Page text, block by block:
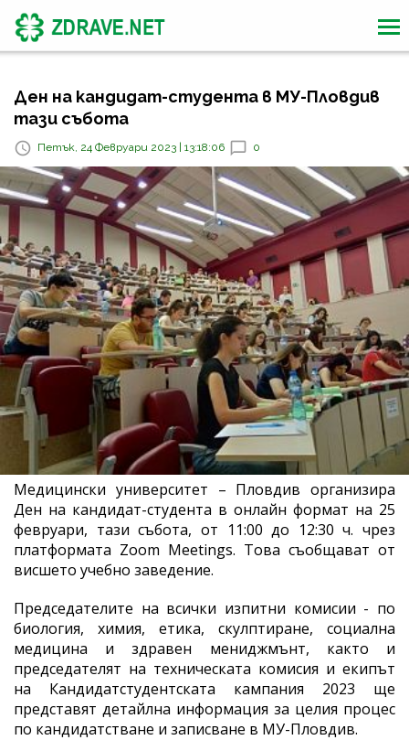
Ден на кандидат-студента в МУ-Пловдив
тази събота
Петък, 24 Февруари 2023 | 13:18:06 0
Медицински университет – Пловдив организира
Ден на кандидат-студента в онлайн формат на 25
февруари, тази събота, от 11:00 до 12:30 ч. чрез
платформата Zoom Meetings. Това съобщават от
висшето учебно заведение.
Председателите на всички изпитни комисии - по
биология, химия, етика, скулптиране, социална
медицина и здравен мениджмънт, както и
председателят на техническата комисия и екипът
на Кандидатстудентската кампания 2023 ще
представят детайлна информация за целия процес
по кандидатстване и записване в МУ-Пловдив.